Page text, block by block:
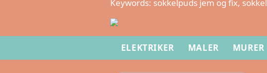
Keywords: sokkelpuds jem og fix,
ELEKTRIKER MALER MURER